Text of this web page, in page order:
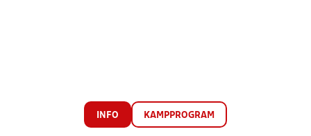
INFO KAMPPROGRAM